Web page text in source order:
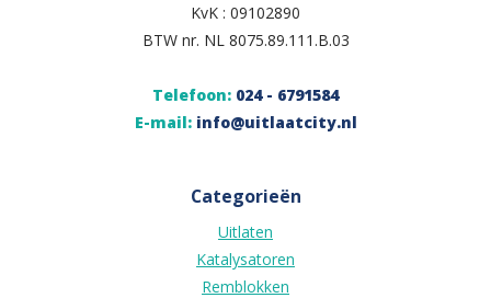
KvK : 09102890
BTW nr. NL 8075.89.111.B.03
Telefoon: 024 - 6791584
E-mail: info@uitlaatcity.nl
Categorieën
Uitlaten
Katalysatoren
Remblokken